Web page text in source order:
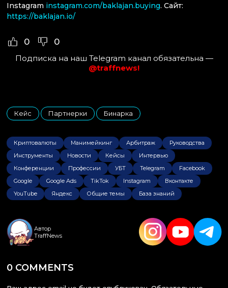
Instagram instagram.com/baklajan.buying. Сайт:
https://baklajan.io/
0 0
Подписка на наш Telegram канал обязательна —
@traffnews!
Кейс
,
Партнерки
,
Бинарка
Криптовалюты Манимейкинг Арбитраж
Руководства
Инструменты
Новости Кейсы
Интервью
Конференции
Профессии УБТ Telegram
Facebook
Google
Google Ads TikTok Instagram
Вконтакте
YouTube
Яндекс Общие темы База знаний
Автор
TraffNews
0 COMMENTS